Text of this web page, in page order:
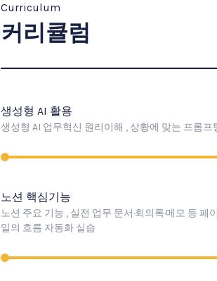
Curriculum
커리큘럼
생성형 AI 활용
생성형 AI 업무혁신 원리이해 , 상황에 맞는 프롬프
노션 핵심기능
노션 주요 기능 , 실전 업무 문서·회의록·메모 등
일의 흐름 자동화 실습